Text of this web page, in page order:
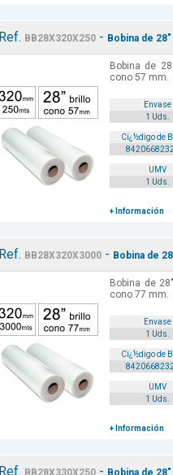
Ref. BB28X320X250 - Bobina de
Bobina de
cono 57 mm.
Envase
1 Uds.
Cï¿½digo de
UMV
1 Uds.
+ Información
Ref. BB28X320X3000 - Bobina de
Bobina de
cono 77 mm.
Envase
1 Uds.
Cï¿½digo de
UMV
1 Uds.
+ Información
Ref. -